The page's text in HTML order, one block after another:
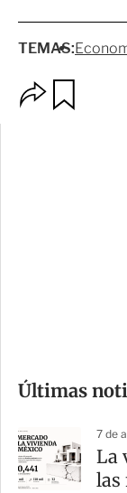
TEMAS:
m
a
r
Últimas
7 de
La
las